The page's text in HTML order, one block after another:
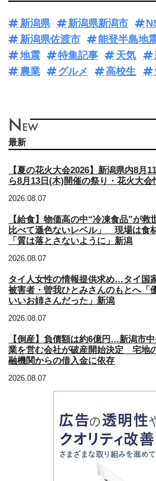
新潟県 新潟県新潟市
新潟県佐渡市
能登半島地
地震
特集記事 天気
農業
グルメ 高校生
最新
【夏の花火大会2026】新潟県内8月
ら8月13日(木)開催の祭り・花火大会
2026.08.07
【給食】物価高の中“冷凍食品”が救
比べて遜色ないレベル」 現場は食
「質は落とさないように」新潟
2026.08.07
タイ人女性の情報提供求め…タイ国
被害者・曽我ひとみさんのもとへ「
いいお姉さんだった」新潟
2026.08.07
【倒産】負債額は約6億円…新潟市
業を営む会社が破産開始決定 宅地
融機関からの借入金に依存
2026.08.07